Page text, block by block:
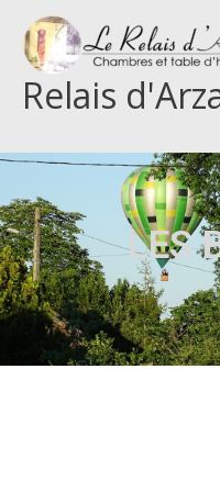
contenu
Relais
LES